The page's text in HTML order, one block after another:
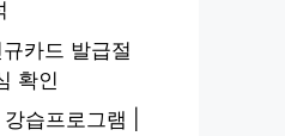
카드 발급절
확인
습프로그램 |